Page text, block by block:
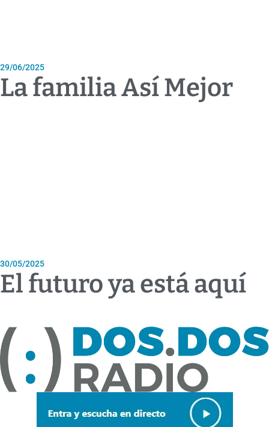
29/06/2025
La familia Así Mejor
30/05/2025
El futuro ya está aquí